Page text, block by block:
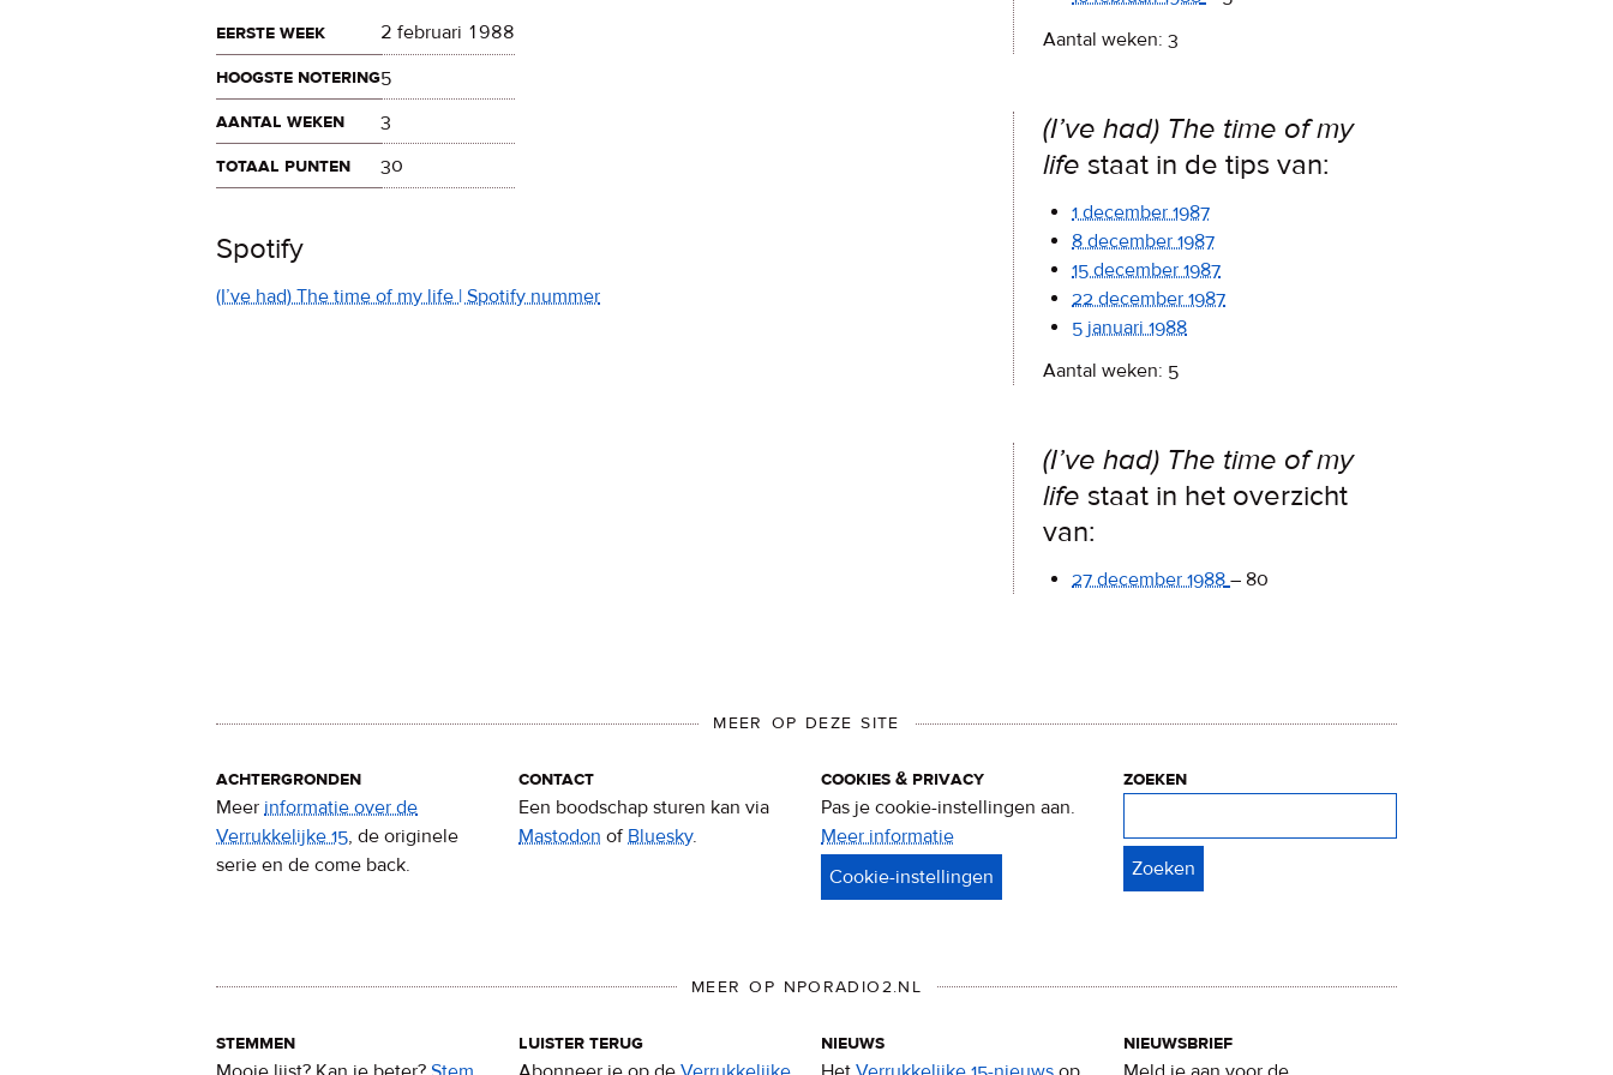
eerste week
2 februari 1988
hoogste notering5
aantal weken
3
totaal punten
30
Spotify
(I’ve had) The time of my life | Spotify nummer
Aantal weken: 3
(I’ve had) The time of my
life staat in de tips van:
1 december 1987
8 december 1987
15 december 1987
22 december 1987
5 januari 1988
Aantal weken: 5
(I’ve had) The time of my
life staat in het overzicht
van:
27 december 1988 – 80
MEER OP DEZE SITE
achtergronden
Meer informatie over de
Verrukkelijke 15, de originele
serie en de come back.
contact
Een boodschap sturen kan via
Mastodon ofBluesky.
cookies & privacy
Pas je cookie-instellingen aan.
Meer informatie
&
zoeken
MEER OP NPORADIO2.NL
stemmen
luister terug
nieuws
nieuwsbrief